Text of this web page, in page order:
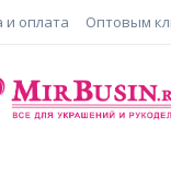
и оплата Оптовым